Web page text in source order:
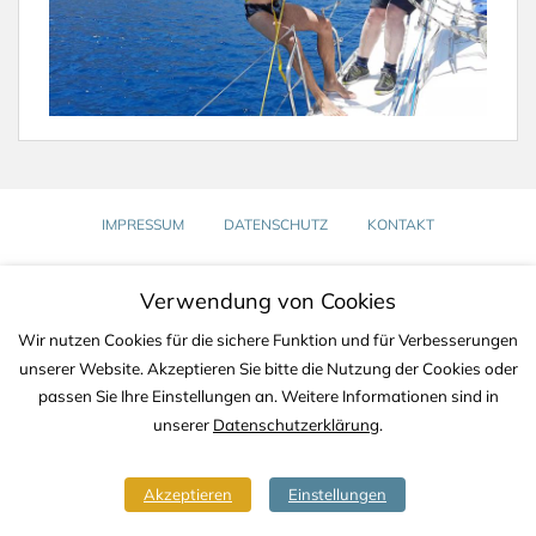
IMPRESSUM DATENSCHUTZ KONTAKT
Verwendung von Cookies
Wir nutzen Cookies für die sichere Funktion und für Verbesserungen
unserer Website. Akzeptieren Sie bitte die Nutzung der Cookies oder
passen Sie Ihre Einstellungen an. Weitere Informationen sind in
unserer Datenschutzerklärung.
Akzeptieren Einstellungen